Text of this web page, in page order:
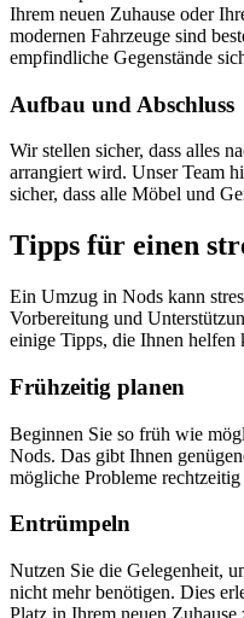
Ihrem neuen Zuhause oder
modernen Fahrzeuge sind
empfindliche Gegenstände
Aufbau und Abschluss
Wir stellen sicher, dass alles
arrangiert wird. Unser Team
sicher, dass alle Möbel und
Tipps für einen
Ein Umzug in Nods kann
Vorbereitung und
einige Tipps, die Ihnen helfen
Frühzeitig planen
Beginnen Sie so früh wie
Nods. Das gibt Ihnen
mögliche Probleme rechtzeitig
Entrümpeln
Nutzen Sie die Gelegenheit,
nicht mehr benötigen. Dies
Platz in Ihrem neuen Zuhause